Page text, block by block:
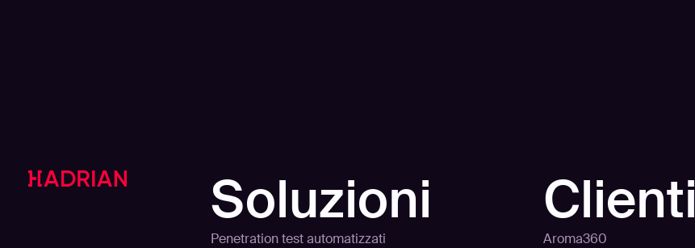
Soluzioni
Penetration test automatizzati
Clienti
Aroma360